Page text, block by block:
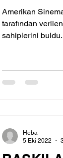
Amerikan
tarafından
sahiplerini
Heba
5 Eki 2022